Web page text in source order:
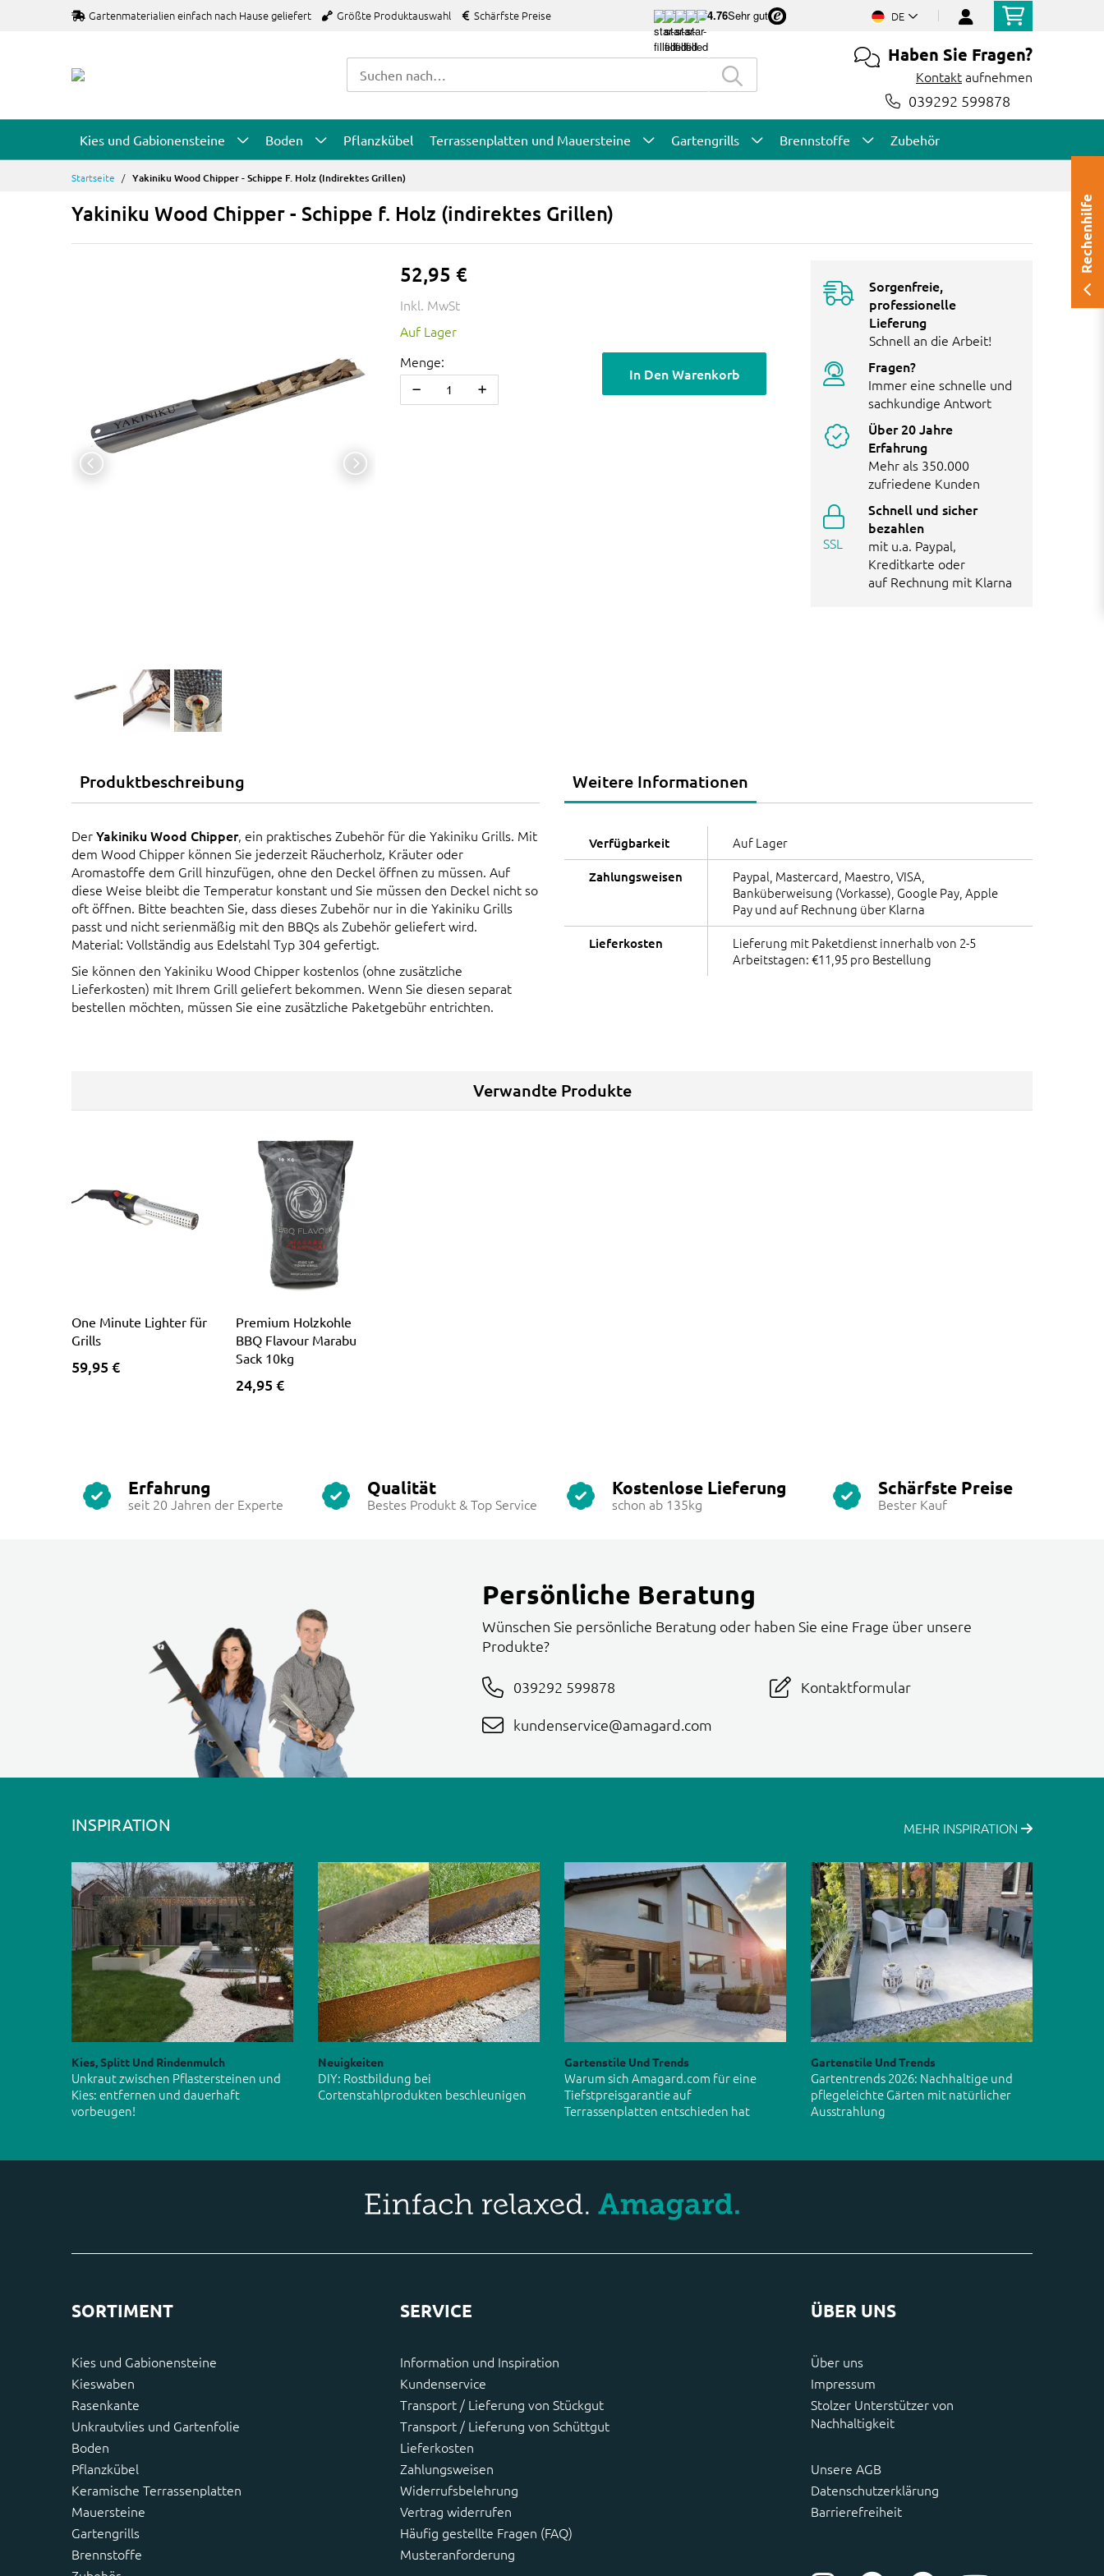
Gartenmaterialien einfach nach Hause geliefert Größte Produktauswahl Schärfste Preise 4.76Sehr gut DE
Haben Sie Fragen?
Kontaktaufnehmen
039292 599878
Kies und Gabionensteine Boden Pflanzkübel Terrassenplatten und Mauersteine Gartengrills Brennstoffe Zubehör
Startseite Yakiniku Wood Chipper - Schippe F. Holz (indirektes Grillen)
Yakiniku Wood Chipper - Schippe f. Holz (indirektes Grillen)
52,95 €
Inkl. MwSt
Auf Lager
Menge:
In Den Warenkorb
Sorgenfreie,
professionelle
Lieferung
Schnell an die Arbeit!
Fragen?
Immer eine schnelle und
sachkundige Antwort
Über 20 Jahre
Erfahrung
Mehr als 350.000
zufriedene Kunden
SSL
Schnell und sicher
bezahlen
mit u.a. Paypal,
Kreditkarte oder
auf Rechnung mit Klarna
Produktbeschreibung
DerYakiniku Wood Chipper, ein praktisches Zubehör für die Yakiniku Grills. Mit
dem Wood Chipper können Sie jederzeit Räucherholz, Kräuter oder
Aromastoffe dem Grill hinzufügen, ohne den Deckel öffnen zu müssen. Auf
diese Weise bleibt die Temperatur konstant und Sie müssen den Deckel nicht so
oft öffnen. Bitte beachten Sie, dass dieses Zubehör nur in die Yakiniku Grills
passt und nicht serienmäßig mit den BBQs als Zubehör geliefert wird.
Material: Vollständig aus Edelstahl Typ 304 gefertigt.
Sie können den Yakiniku Wood Chipper kostenlos (ohne zusätzliche
Lieferkosten) mit Ihrem Grill geliefert bekommen. Wenn Sie diesen separat
bestellen möchten, müssen Sie eine zusätzliche Paketgebühr entrichten.
Weitere Informationen
Verfügbarkeit Auf Lager
Zahlungsweisen
Paypal, Mastercard, Maestro, VISA,
Banküberweisung (Vorkasse), Google Pay, Apple
Pay und auf Rechnung über Klarna
Lieferkosten
Lieferung mit Paketdienst innerhalb von 2-5
Arbeitstagen: €11,95 pro Bestellung
Verwandte Produkte
One Minute Lighter für
Grills
59,95 €
Premium Holzkohle
BBQ Flavour Marabu
Sack 10kg
24,95 €
Erfahrung
seit 20 Jahren der Experte
Qualität
Bestes Produkt & Top Service
Kostenlose Lieferung
schon ab 135kg
Schärfste Preise
Bester Kauf
Persönliche Beratung
Wünschen Sie persönliche Beratung oder haben Sie eine Frage über unsere
Produkte?
039292 599878
kundenservice@amagard.com
Kontaktformular
INSPIRATION MEHR INSPIRATION
Kies, Splitt Und Rindenmulch
Unkraut zwischen Pflastersteinen und
Kies: entfernen und dauerhaft
vorbeugen!
Neuigkeiten
DIY: Rostbildung bei
Cortenstahlprodukten beschleunigen
Gartenstile Und Trends
Warum sich Amagard.com für eine
Tiefstpreisgarantie auf
Terrassenplatten entschieden hat
Gartenstile Und Trends
Gartentrends 2026: Nachhaltige und
pflegeleichte Gärten mit natürlicher
Ausstrahlung
SORTIMENT
Kies und Gabionensteine
Kieswaben
Rasenkante
Unkrautvlies und Gartenfolie
Boden
Pflanzkübel
Keramische Terrassenplatten
Mauersteine
Gartengrills
Brennstoffe
SERVICE
Information und Inspiration
Kundenservice
Transport / Lieferung von Stückgut
Transport / Lieferung von Schüttgut
Lieferkosten
Zahlungsweisen
Widerrufsbelehrung
Vertrag widerrufen
Häufig gestellte Fragen (FAQ)
Musteranforderung
ÜBER UNS
Über uns
Impressum
Stolzer Unterstützer von
Nachhaltigkeit
Unsere AGB
Datenschutzerklärung
Barrierefreiheit
Rechenhilfe